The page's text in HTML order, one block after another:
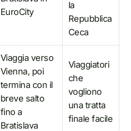
EuroCity
la
Repubblica
Ceca
Viaggia verso
Vienna, poi
termina con il
breve salto
fino a
Bratislava
Viaggiatori
che
vogliono
una tratta
finale facile